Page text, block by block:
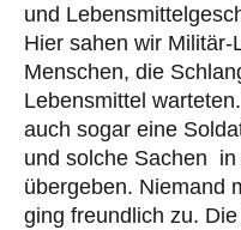
und
Hier sahen wir Militär-
Menschen, die
Lebensmittel
auch sogar eine
und solche Sachen
übergeben. Niemand
ging freundlich zu.